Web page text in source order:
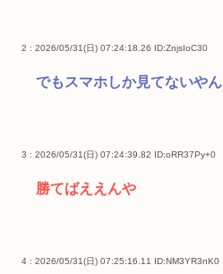
2 : 2026/05/31(日) 07:24:18.26 ID:ZnjsIoC30
でもスマホしか見てないやん
3 : 2026/05/31(日) 07:24:39.82 ID:oRR37Py+0
勝てばええんや
4 : 2026/05/31(日) 07:25:16.11 ID:NM3YR3nK0